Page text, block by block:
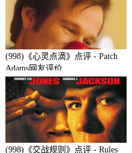
(998)《心灵点滴》点评 - Patch
Adams网友评价
(998)《交战规则》点评 - Rules